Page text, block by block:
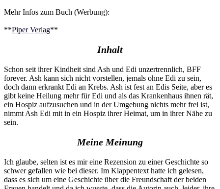
Mehr Infos zum Buch (Werbung):
**Piper Verlag**
Inhalt
Schon seit ihrer Kindheit sind Ash und Edi unzertrennlich, BFF
forever. Ash kann sich nicht vorstellen, jemals ohne Edi zu sein,
doch dann erkrankt Edi an Krebs. Ash ist fest an Edis Seite, aber es
gibt keine Heilung mehr für Edi und als das Krankenhaus ihnen rät,
ein Hospiz aufzusuchen und in der Umgebung nichts mehr frei ist,
nimmt Ash Edi mit in ein Hospiz ihrer Heimat, um in ihrer Nähe zu
sein.
Meine Meinung
Ich glaube, selten ist es mir eine Rezension zu einer Geschichte so
schwer gefallen wie bei dieser. Im Klappentext hatte ich gelesen,
dass es sich um eine Geschichte über die Freundschaft der beiden